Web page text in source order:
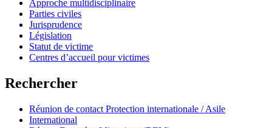
Approche multidisciplinaire
Parties civiles
Jurisprudence
Législation
Statut de victime
Centres d’accueil pour victimes
Rechercher
Réunion de contact Protection internationale / Asile
International